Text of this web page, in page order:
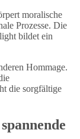
moralische
Prozesse. Die
bildet ein
Hommage.
die sorgfältige